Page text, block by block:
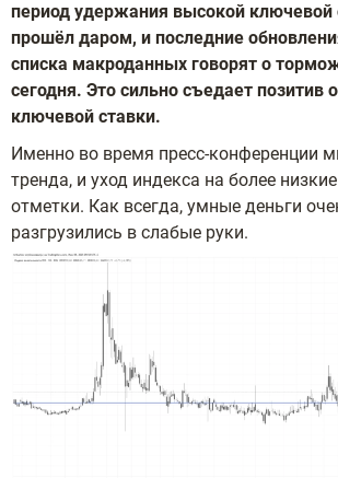
период удержания высокой ключевой
прошёл даром, и последние
списка макроданных говорят о
сегодня. Это сильно съедает позитив
ключевой ставки.
Именно во время пресс-конференции
тренда, и уход индекса на более
отметки. Как всегда, умные деньги
разгрузились в слабые руки.